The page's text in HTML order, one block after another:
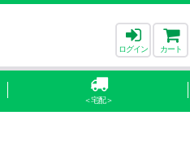
ログイン カート
＜宅配＞